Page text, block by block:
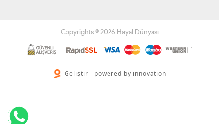
Copyrights © 2026 Hayal Dünyası
Geliştir - powered by innovation